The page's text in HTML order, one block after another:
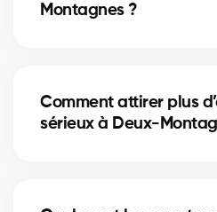
Montagnes ?
risque de manquer une
vous aident à choisir la
Comment attirer plus
sérieux à Deux-